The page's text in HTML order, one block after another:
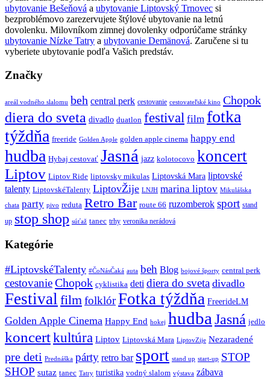
ubytovanie Bešeňová a ubytovanie Liptovský Trnovec si
bezproblémovo zarezervujete štýlové ubytovanie na letnú
dovolenku. Milovníkom zimnej dovolenky odporúčame stránky
ubytovanie Nízke Tatry a ubytovanie Demänová. Zaručene si tu
vyberiete ubytovanie podľa Vašich predstáv.
Značky
areál vodného slalomu beh central perk cestovanie cestovateľské kino Chopok
diera do sveta divadlo duatlon festival film fotka
týždňa freeride Golden Apple golden apple cinema happy end
hudba Hybaj cestovať Jasná jazz kolotocovo koncert
Liptov Liptov Ride liptovsky mikulas Liptovská Mara liptovské
talenty LiptovskéTalenty LiptovŽije LNJH marina liptov Mikulášska
chata party pivo reduta Retro Bar route 66 ruzomberok sport stand
up stop shop súťaž tanec trhy veronika nerádová
Kategórie
#LiptovskéTalenty #ČoNásČaká auta beh Blog bojové športy central perk
cestovanieChopok cyklistika deti diera do sveta divadlo
Festival filmfolklórFotka týždňa FreerideLM
Golden Apple Cinema Happy End hokej hudba Jasná jedlo
koncertkultúra Liptov Liptovská Mara LiptovZije Nezaradené
pre deti Prednáška párty retro bar sport stand up start-up STOP
SHOP sutaz tanec Tatry turistika vodný slalom výstava zábava